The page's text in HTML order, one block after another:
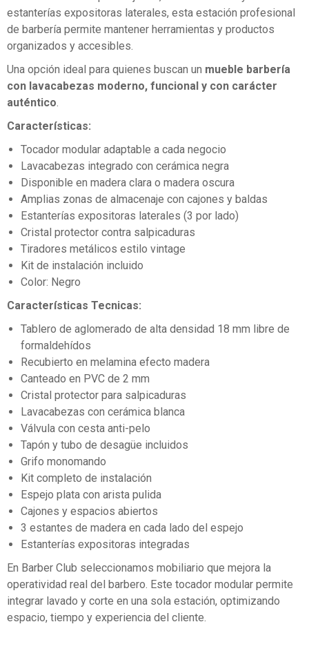
estanterías expositoras laterales, esta estación profesional
de barbería permite mantener herramientas y productos
organizados y accesibles.
Una opción ideal para quienes buscan un mueble barbería
con lavacabezas moderno, funcional y con carácter
auténtico
Características:
Tocador modular adaptable a cada negocio
Lavacabezas integrado con cerámica negra
Disponible en madera clara o madera oscura
Amplias zonas de almacenaje con cajones y baldas
Estanterías expositoras laterales (3 por lado)
Cristal protector contra salpicaduras
Tiradores metálicos estilo vintage
Kit de instalación incluido
Color: Negro
Características Tecnicas:
Tablero de aglomerado de alta densidad 18 mm libre de
formaldehídos
Recubierto en melamina efecto madera
Canteado en PVC de 2 mm
Cristal protector para salpicaduras
Lavacabezas con cerámica blanca
Válvula con cesta anti-pelo
Tapón y tubo de desagüe incluidos
Grifo monomando
Kit completo de instalación
Espejo plata con arista pulida
Cajones y espacios abiertos
3 estantes de madera en cada lado del espejo
Estanterías expositoras integradas
En Barber Club seleccionamos mobiliario que mejora la
operatividad real del barbero. Este tocador modular permite
integrar lavado y corte en una sola estación, optimizando
espacio, tiempo y experiencia del cliente.